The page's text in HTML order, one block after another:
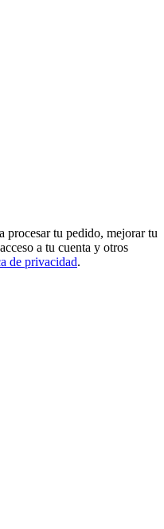
procesar tu pedido, mejorar tu
a tu cuenta y otros
de privacidad.